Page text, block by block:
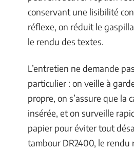
conservant une lisibilité
réflexe, on réduit le
le rendu des textes.
L’entretien ne demande
particulier : on veille à
propre, on s’assure que la
insérée, et on surveille
papier pour éviter tout
tambour DR2400, le rendu